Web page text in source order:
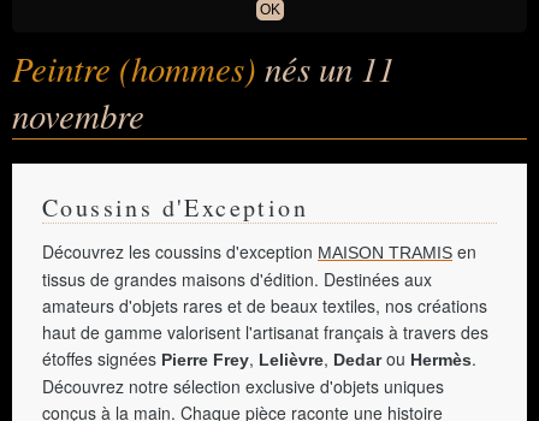
OK
Peintre (hommes) nés un 11
novembre
Coussins d'Exception
Découvrez les coussins d'exception MAISON TRAMIS en
tissus de grandes maisons d'édition. Destinées aux
amateurs d'objets rares et de beaux textiles, nos créations
haut de gamme valorisent l'artisanat français à travers des
étoffes signées Pierre Frey, Lelièvre, Dedarou Hermès.
Découvrez notre sélection exclusive d'objets uniques
conçus à la main. Chaque pièce raconte une histoire